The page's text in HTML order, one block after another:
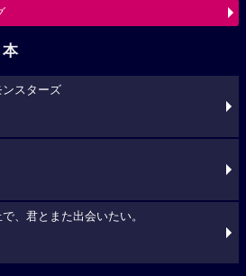
ンスターズ
、君とまた出会いたい。